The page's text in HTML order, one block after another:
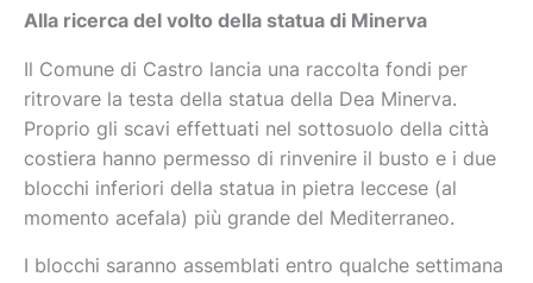
Alla ricerca del volto della statua di Minerva
Il Comune di Castro lancia una raccolta fondi per
ritrovare la testa della statua della Dea Minerva.
Proprio gli scavi effettuati nel sottosuolo della città
costiera hanno permesso di rinvenire il busto e i due
blocchi inferiori della statua in pietra leccese (al
momento acefala) più grande del Mediterraneo.
I blocchi saranno assemblati entro qualche settimana